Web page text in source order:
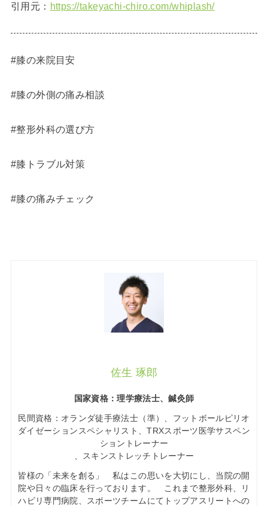
引用元： https://takeyachi-chiro.com/whiplash/
#膝の来院目安
#膝の外側の痛み相談
#整形外科の選び方
#膝トラブル対策
#膝の痛みチェック
佐生 琢郎
国家資格：理学療法士、鍼灸師
民間資格：オランダ徒手療法士（準）、フットボールピリオ
ダイゼーションスペシャリスト、TRXスポーツ医学サスペン
ショントレーナー
、スキンストレッチトレーナー
皆様の「未来を創る」 私はこの思いを大切にし、当院の開
院や日々の臨床を行っております。 これまで整形外科、リ
ハビリ専門病院、スポーツチームにてトップアスリートへの